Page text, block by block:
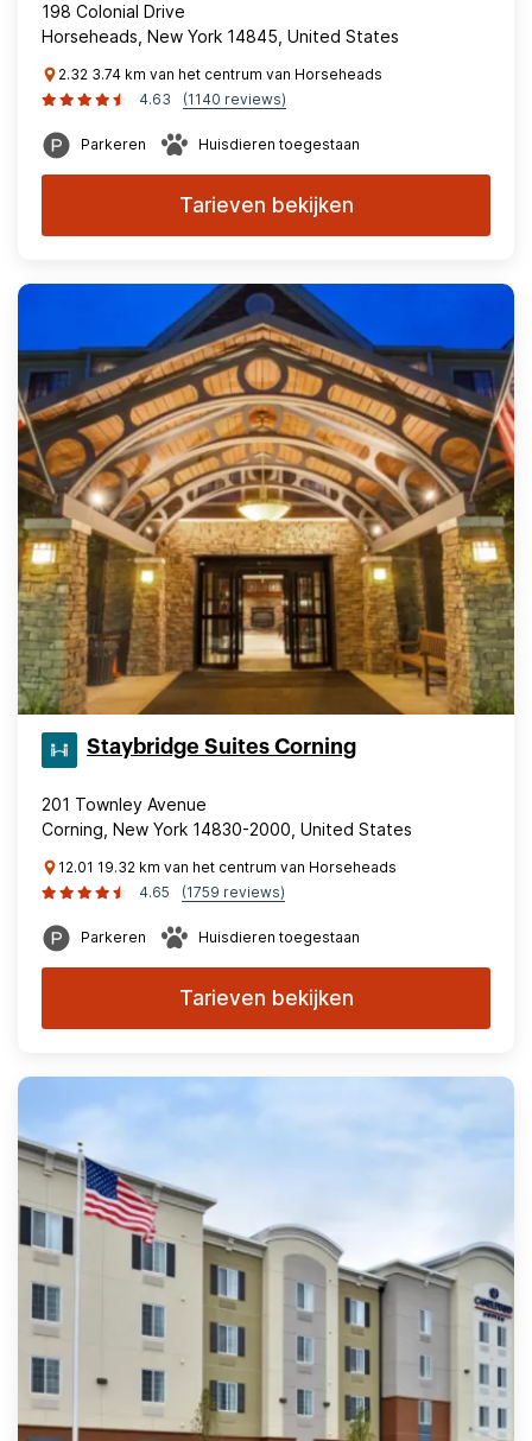
198 Colonial Drive
Horseheads, New York 14845, United States
2.32 3.74 km van het centrum van Horseheads
4.63
(1140 reviews)
Parkeren Huisdieren toegestaan
Tarieven bekijken
Staybridge Suites Corning
201 Townley Avenue
Corning, New York 14830-2000, United States
12.01 19.32 km van het centrum van Horseheads
4.65
(1759 reviews)
Parkeren Huisdieren toegestaan
Tarieven bekijken